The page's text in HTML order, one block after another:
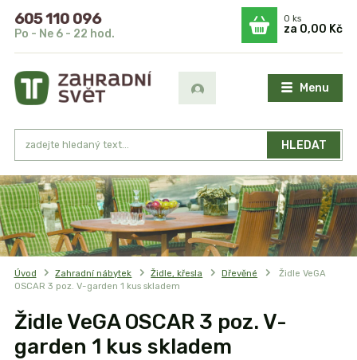
Menu
HLEDAT
605 110 096
Po - Ne 6 - 22 hod.
0ks
za 0,00 Kč
Úvod Zahradní nábytek Židle, křesla Dřevěné
Židle VeGA
OSCAR 3 poz. V-garden 1 kus skladem
Židle VeGA OSCAR 3 poz. V-
garden 1 kus skladem